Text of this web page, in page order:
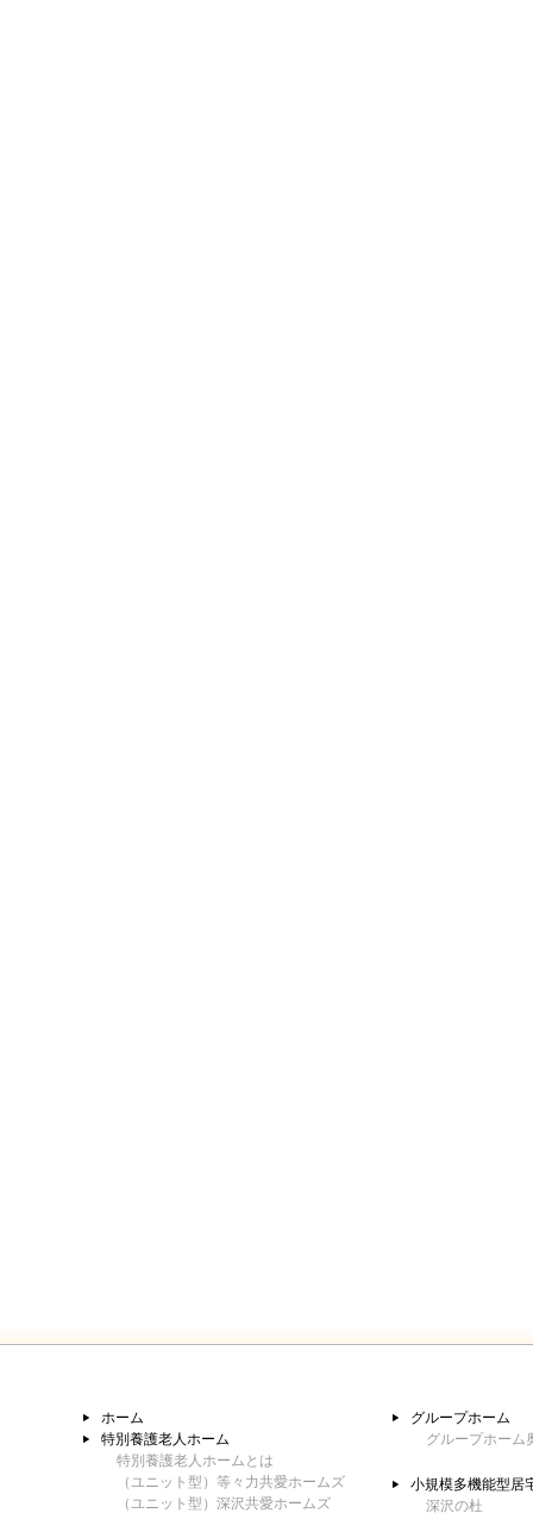
ホーム
特別養護老人ホーム
特別養護老人ホームとは
（ユニット型）等々力共愛ホームズ
（ユニット型）深沢共愛ホームズ
グループホーム
グループホーム
小規模多機能型居
深沢の杜